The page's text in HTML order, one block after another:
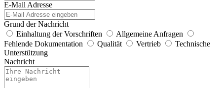
E-Mail Adresse
Grund der Nachricht
Einhaltung der Vorschriften
Allgemeine Anfragen
Fehlende Dokumentation
Qualität Vertrieb
Technische
Unterstützung
Nachricht